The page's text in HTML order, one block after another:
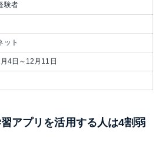
験者
ット
4日～12月11日
アプリを活用する人は4割弱